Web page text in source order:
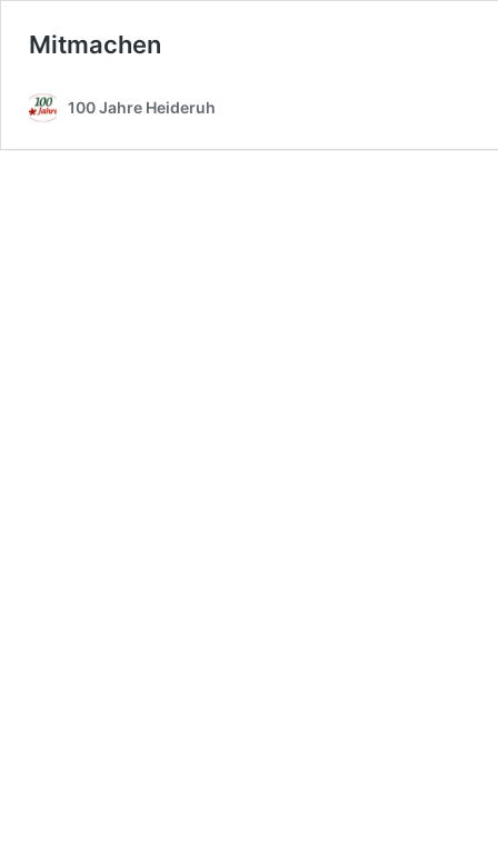
Mitmachen
100 Jahre Heideruh